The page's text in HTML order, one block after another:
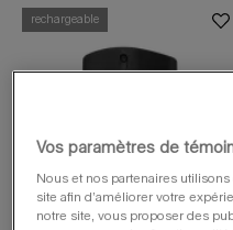
rechargeable
Vos paramètres de
Nous et nos partenaires
site afin d’améliorer votre
notre site, vous proposer des